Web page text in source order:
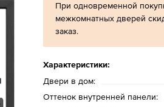
При одновременной
межкомнатных дверей
заказ.
Характеристики:
Двери в дом:
Оттенок внутренней панели: